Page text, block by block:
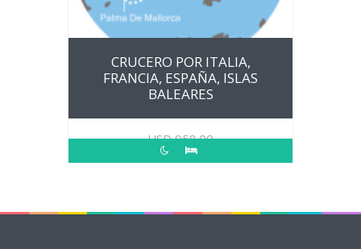
CRUCERO POR ITALIA,
FRANCIA, ESPAÑA, ISLAS
BALEARES
USD958.00